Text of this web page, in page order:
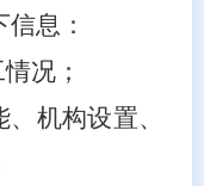
息：
况；
机构设置、